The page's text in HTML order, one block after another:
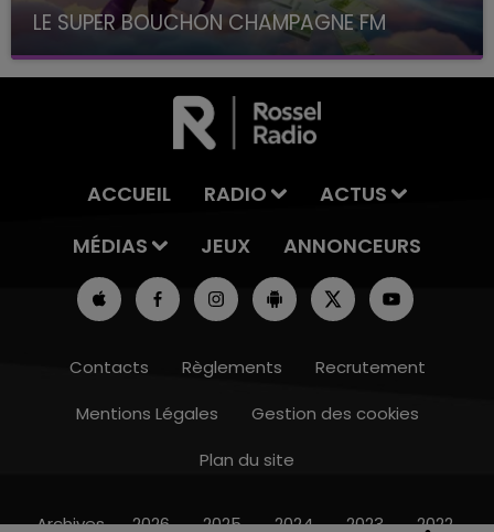
LE SUPER BOUCHON CHAMPAGNE FM
avec La Famille Champagne FM, à 8H10
ACCUEIL RADIO
ACTUS
MÉDIAS
JEUX ANNONCEURS
Contacts Règlements
Recrutement
Mentions Légales
Gestion des cookies
Plan du site
Archives 2026 2025 2024 2023 2022